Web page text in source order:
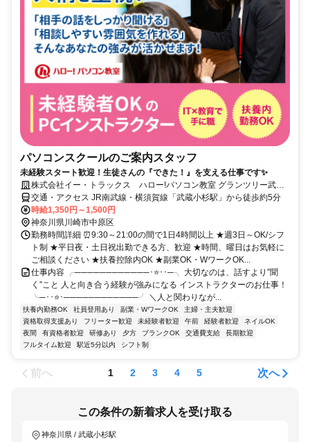
パソコンスクールのご案内スタッフ
未経験スタート歓迎！生徒さんの『できた！』を支える仕事です✨
株式会社イー・トラックス ハロー!パソコン教室 グランツリー武蔵
小杉校
交通・アクセス JR南武線・横須賀線「武蔵小杉駅」から徒歩約5分
時給1,350円～1,500円
神奈川県川崎市中原区
勤務時間詳細 ⏰9:30～21:00の間で1日4時間以上 ★週3日～OK/シフ
ト制 ★平日夜・土日祝出勤できる方、歓迎 ★時間、曜日はお気軽に
ご相談ください ★扶養控除内OK ★副業OK・WワークOK...
仕事内容 ╭────────────･⭐･･─╮ 大切なのは、話すより”聞
く”こと 人と向き合う経験が強みになる インストラクターのお仕事！
╰─･･⭐･────────────╯ ＼人と関わりなが...
扶養内勤務OK 社員登用あり 副業・WワークOK
主婦・主夫歓迎
資格取得支援あり
フリーター歓迎 未経験者歓迎 午前 経験者歓迎
ネイルOK
夜間
有資格者歓迎 研修あり 夕方 ブランクOK 交通費支給
長期歓迎
フルタイム歓迎
駅近5分以内 シフト制
前へ 1 2 3 4 5 次へ
この条件の新着求人を受け取る
神奈川県 / 武蔵小杉駅